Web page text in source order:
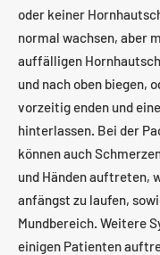
oder keiner
normal wachsen, aber
auffälligen
und nach oben biegen,
vorzeitig enden und
hinterlassen. Bei der
können auch
und Händen auftreten,
anfängst zu laufen,
Mundbereich. Weitere
einigen Patienten